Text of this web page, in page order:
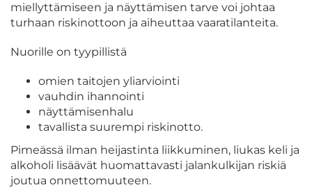
miellyttämiseen ja näyttämisen tarve voi johtaa
turhaan riskinottoon ja aiheuttaa vaaratilanteita.
Nuorille on tyypillistä
omien taitojen yliarviointi
vauhdin ihannointi
näyttämisenhalu
tavallista suurempi riskinotto.
Pimeässä ilman heijastinta liikkuminen, liukas keli ja
alkoholi lisäävät huomattavasti jalankulkijan riskiä
joutua onnettomuuteen.